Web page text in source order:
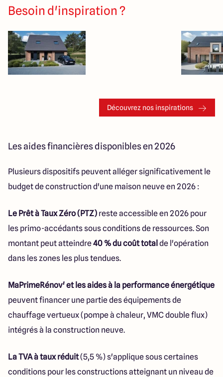
Besoin d'inspiration ?
Découvrez nos inspirations
Les aides financières disponibles en 2026
Plusieurs dispositifs peuvent alléger significativement le
budget de construction d'une maison neuve en 2026 :
Le Prêt à Taux Zéro (PTZ) reste accessible en 2026 pour
les primo-accédants sous conditions de ressources. Son
montant peut atteindre40 % du coût total de l'opération
dans les zones les plus tendues.
MaPrimeRénov' et les aides à la performance énergétique
peuvent financer une partie des équipements de
chauffage vertueux (pompe à chaleur, VMC double flux)
intégrés à la construction neuve.
La TVA à taux réduit(5,5 %) s'applique sous certaines
conditions pour les constructions atteignant un niveau de